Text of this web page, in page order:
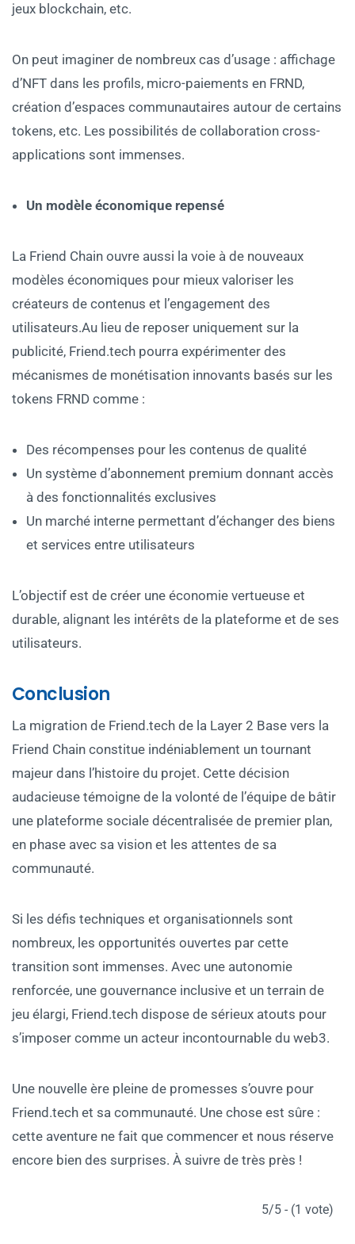
jeux blockchain, etc.
On peut imaginer de nombreux cas d’usage : affichage
d’NFT dans les profils, micro-paiements en FRND,
création d’espaces communautaires autour de certains
tokens, etc. Les possibilités de collaboration cross-
applications sont immenses.
Un modèle économique repensé
La Friend Chain ouvre aussi la voie à de nouveaux
modèles économiques pour mieux valoriser les
créateurs de contenus et l’engagement des
utilisateurs.Au lieu de reposer uniquement sur la
publicité, Friend.tech pourra expérimenter des
mécanismes de monétisation innovants basés sur les
tokens FRND comme :
Des récompenses pour les contenus de qualité
Un système d’abonnement premium donnant accès
à des fonctionnalités exclusives
Un marché interne permettant d’échanger des biens
et services entre utilisateurs
L’objectif est de créer une économie vertueuse et
durable, alignant les intérêts de la plateforme et de ses
utilisateurs.
Conclusion
La migration de Friend.tech de la Layer 2 Base vers la
Friend Chain constitue indéniablement un tournant
majeur dans l’histoire du projet. Cette décision
audacieuse témoigne de la volonté de l’équipe de bâtir
une plateforme sociale décentralisée de premier plan,
en phase avec sa vision et les attentes de sa
communauté.
Si les défis techniques et organisationnels sont
nombreux, les opportunités ouvertes par cette
transition sont immenses. Avec une autonomie
renforcée, une gouvernance inclusive et un terrain de
jeu élargi, Friend.tech dispose de sérieux atouts pour
s’imposer comme un acteur incontournable du web3.
Une nouvelle ère pleine de promesses s’ouvre pour
Friend.tech et sa communauté. Une chose est sûre :
cette aventure ne fait que commencer et nous réserve
encore bien des surprises. À suivre de très près !
5/5 - (1 vote)